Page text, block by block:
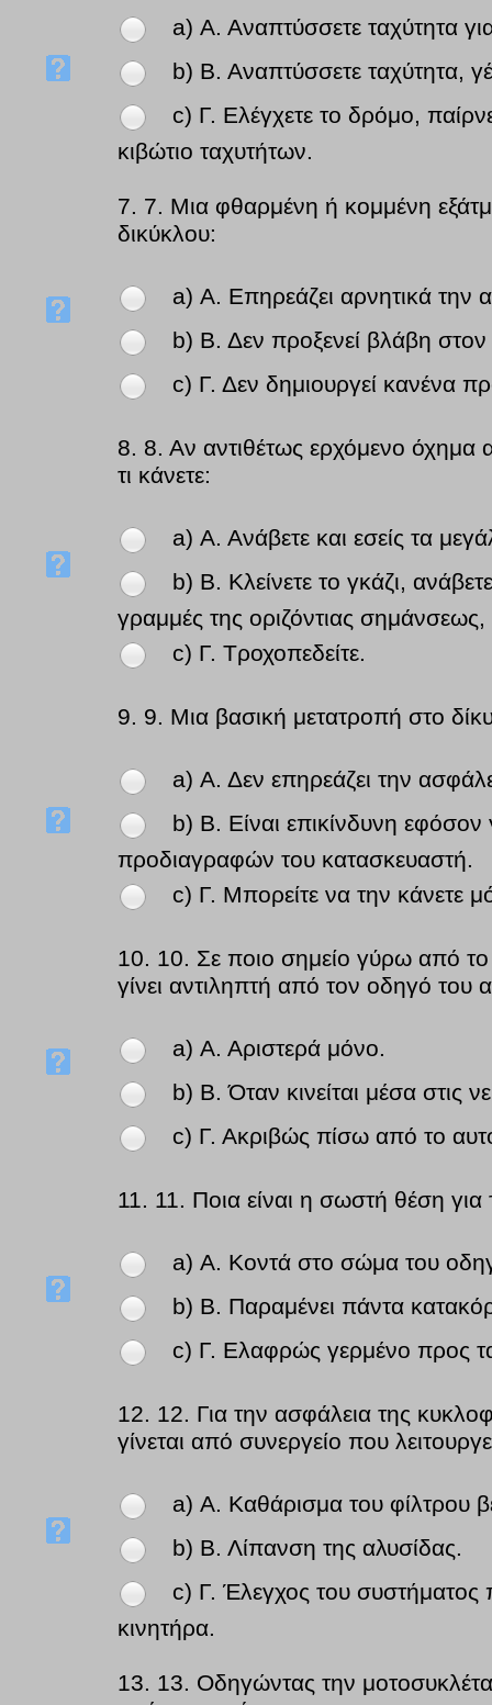
a) Α. Αναπτύσσετε ταχύτητα
b) Β. Αναπτύσσετε ταχύτητα,
c) Γ. Ελέγχετε το δρόμο,
κιβώτιο ταχυτήτων.
7. 7. Μια φθαρμένη ή κομμένη
δικύκλου:
a) Α. Επηρεάζει αρνητικά την
b) Β. Δεν προξενεί βλάβη στον
c) Γ. Δεν δημιουργεί κανένα
8. 8. Αν αντιθέτως ερχόμενο όχημα
τι κάνετε:
a) Α. Ανάβετε και εσείς τα
b) Β. Κλείνετε το γκάζι,
γραμμές της οριζόντιας σημάνσεως,
c) Γ. Τροχοπεδείτε.
9. 9. Μια βασική μετατροπή στο
a) Α. Δεν επηρεάζει την
b) Β. Είναι επικίνδυνη
προδιαγραφών του κατασκευαστή.
c) Γ. Μπορείτε να την κάνετε
10. 10. Σε ποιο σημείο γύρω από το
γίνει αντιληπτή από τον οδηγό του
a) Α. Αριστερά μόνο.
b) Β. Όταν κινείται μέσα στις
c) Γ. Ακριβώς πίσω από το
11. 11. Ποια είναι η σωστή θέση
a) Α. Κοντά στο σώμα του
b) Β. Παραμένει πάντα
c) Γ. Ελαφρώς γερμένο προς
12. 12. Για την ασφάλεια της
γίνεται από συνεργείο που
a) Α. Καθάρισμα του φίλτρου
b) Β. Λίπανση της αλυσίδας.
c) Γ. Έλεγχος του συστήματος
κινητήρα.
13. 13. Οδηγώντας την